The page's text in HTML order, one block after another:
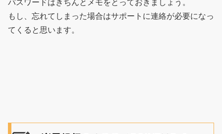
パスワードはきちんとメモをとっておきましょう。
もし、忘れてしまった場合はサポートに連絡が必要になっ
てくると思います。